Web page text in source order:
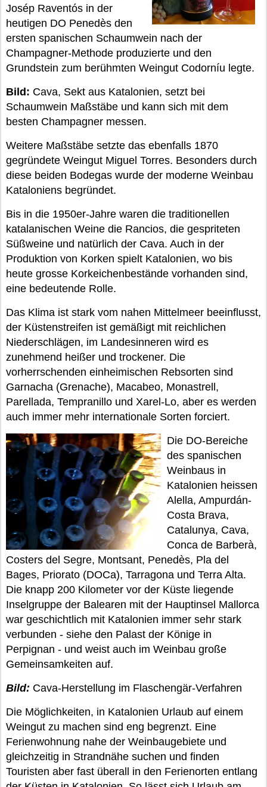
Josép Raventós in der
heutigen DO Penedès den
ersten spanischen Schaumwein nach der
Champagner-Methode produzierte und den
Grundstein zum berühmten Weingut Codorníu legte.
Bild: Cava, Sekt aus Katalonien, setzt bei
Schaumwein Maßstäbe und kann sich mit dem
besten Champagner messen.
Weitere Maßstäbe setzte das ebenfalls 1870
gegründete Weingut Miguel Torres. Besonders durch
diese beiden Bodegas wurde der moderne Weinbau
Kataloniens begründet.
Bis in die 1950er-Jahre waren die traditionellen
katalanischen Weine die Rancios, die gespriteten
Süßweine und natürlich der Cava. Auch in der
Produktion von Korken spielt Katalonien, wo bis
heute grosse Korkeichenbestände vorhanden sind,
eine bedeutende Rolle.
Das Klima ist stark vom nahen Mittelmeer beeinflusst,
der Küstenstreifen ist gemäßigt mit reichlichen
Niederschlägen, im Landesinneren wird es
zunehmend heißer und trockener. Die
vorherrschenden einheimischen Rebsorten sind
Garnacha (Grenache), Macabeo, Monastrell,
Parellada, Tempranillo und Xarel-Lo, aber es werden
auch immer mehr internationale Sorten forciert.
Die DO-Bereiche
des spanischen
Weinbaus in
Katalonien heissen
Alella, Ampurdán-
Costa Brava,
Catalunya, Cava,
Conca de Barberà,
Costers del Segre, Montsant, Penedès, Pla del
Bages, Priorato (DOCa), Tarragona und Terra Alta.
Die knapp 200 Kilometer vor der Küste liegende
Inselgruppe der Balearen mit der Hauptinsel Mallorca
war geschichtlich mit Katalonien immer sehr stark
verbunden - siehe den Palast der Könige in
Perpignan - und weist auch im Weinbau große
Gemeinsamkeiten auf.
Bild: Cava-Herstellung im Flaschengär-Verfahren
Die Möglichkeiten, in Katalonien Urlaub auf einem
Weingut zu machen sind eng begrenzt. Eine
Ferienwohnung nahe der Weinbaugebiete und
gleichzeitig in Strandnähe suchen und finden
Touristen aber fast überall in den Ferienorten entlang